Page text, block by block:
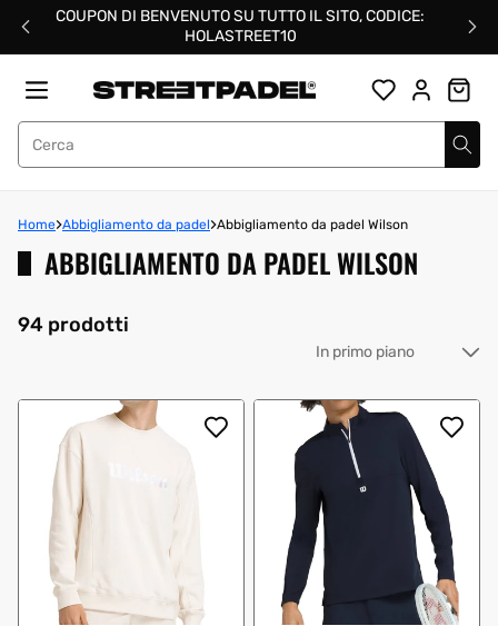
COUPON DI BENVENUTO SU TUTTO IL SITO, CODICE:
HOLASTREET10
Street Padel
Home Abbigliamento da padel Abbigliamento da padel Wilson
ABBIGLIAMENTO DA PADEL WILSON
94 prodotti